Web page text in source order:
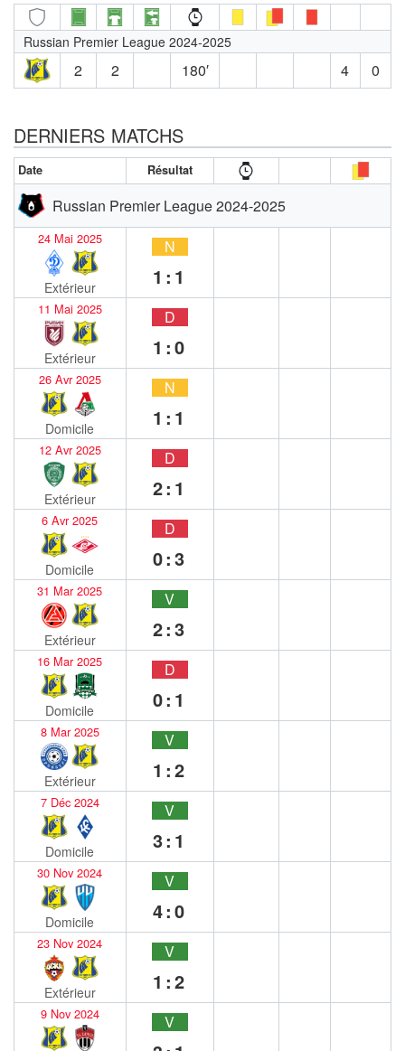
Russian Premier League 2024-2025
2 2 180′ 4 0
DERNIERS MATCHS
Date Résultat
Russian Premier League 2024-2025
24 Mai 2025
Extérieur
N
1:1
11 Mai 2025
Extérieur
D
1:0
26 Avr 2025
Domicile
N
1:1
12 Avr 2025
Extérieur
D
2:1
6 Avr 2025
Domicile
D
0:3
31 Mar 2025
Extérieur
V
2:3
16 Mar 2025
Domicile
D
0:1
8 Mar 2025
Extérieur
V
1:2
7 Déc 2024
Domicile
V
3:1
30 Nov 2024
Domicile
V
4:0
23 Nov 2024
Extérieur
V
1:2
9 Nov 2024 V